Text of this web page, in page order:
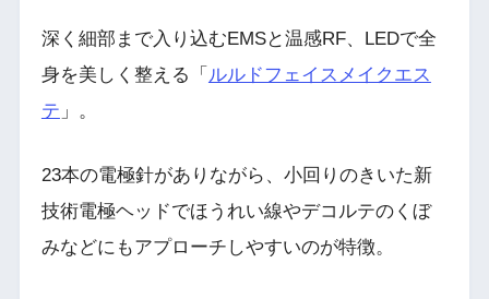
深く細部まで入り込むEMSと温感RF、LEDで全
身を美しく整える「 ルルドフェイスメイクエス
テ 」。
23本の電極針がありながら、小回りのきいた新
技術電極ヘッドでほうれい線やデコルテのくぼ
みなどにもアプローチしやすいのが特徴。